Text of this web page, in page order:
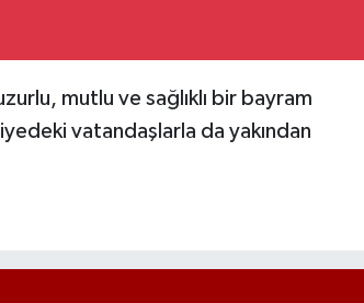
mutlu ve sağlıklı bir bayram
vatandaşlarla da yakından